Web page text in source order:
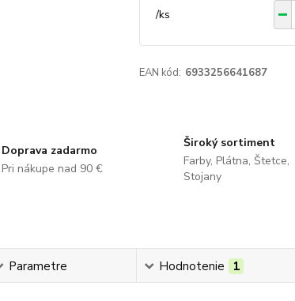
/ks
EAN kód: 6933256641687
Doprava zadarmo
Pri nákupe nad 90 €
Široký sortiment
Farby, Plátna, Štetce,
Stojany
Parametre Hodnotenie 1